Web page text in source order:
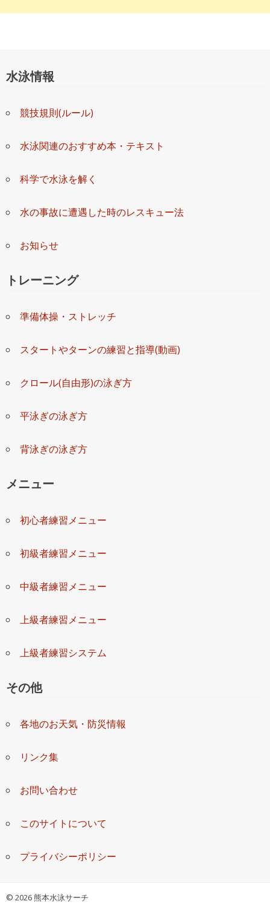
水泳情報
競技規則(ルール)
水泳関連のおすすめ本・テキスト
科学で水泳を解く
水の事故に遭遇した時のレスキュー法
お知らせ
トレーニング
準備体操・ストレッチ
スタートやターンの練習と指導(動画)
クロール(自由形)の泳ぎ方
平泳ぎの泳ぎ方
背泳ぎの泳ぎ方
メニュー
初心者練習メニュー
初級者練習メニュー
中級者練習メニュー
上級者練習メニュー
上級者練習システム
その他
各地のお天気・防災情報
リンク集
お問い合わせ
このサイトについて
プライバシーポリシー
© 2026 熊本水泳サーチ